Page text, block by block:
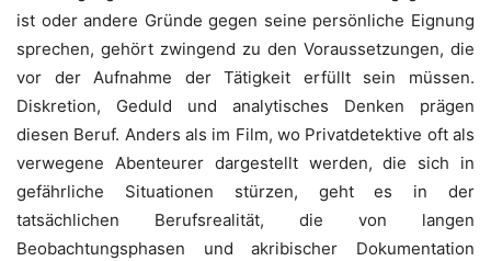
ist oder andere Gründe gegen seine persönliche Eignung
sprechen, gehört zwingend zu den Voraussetzungen, die
vor der Aufnahme der Tätigkeit erfüllt sein müssen.
Diskretion, Geduld und analytisches Denken prägen
diesen Beruf. Anders als im Film, wo Privatdetektive oft als
verwegene Abenteurer dargestellt werden, die sich in
gefährliche Situationen stürzen, geht es in der
tatsächlichen Berufsrealität, die von langen
Beobachtungsphasen und akribischer Dokumentation